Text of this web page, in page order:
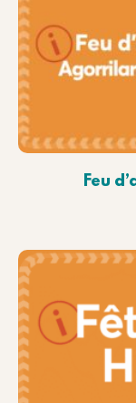
Feu